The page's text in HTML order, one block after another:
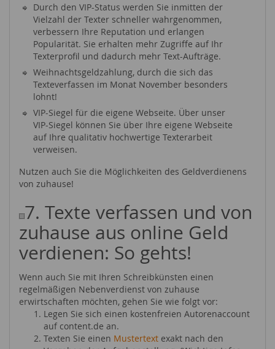
Durch den VIP-Status werden Sie inmitten der
Vielzahl der Texter schneller wahrgenommen,
verbessern Ihre Reputation und erlangen
Popularität. Sie erhalten mehr Zugriffe auf Ihr
Texterprofil und dadurch mehr Text-Aufträge.
Weihnachtsgeldzahlung, durch die sich das
Texteverfassen im Monat November besonders
lohnt!
VIP-Siegel für die eigene Webseite. Über unser
VIP-Siegel können Sie über Ihre eigene Webseite
auf Ihre qualitativ hochwertige Texterarbeit
verweisen.
Nutzen auch Sie die Möglichkeiten des Geldverdienens
von zuhause!
7. Texte verfassen und von
zuhause aus online Geld
verdienen: So gehts!
Wenn auch Sie mit Ihren Schreibkünsten einen
regelmäßigen Nebenverdienst von zuhause
erwirtschaften möchten, gehen Sie wie folgt vor:
Legen Sie sich einen kostenfreien Autorenaccount
auf content.de an.
Texten Sie einen Mustertext exakt nach den